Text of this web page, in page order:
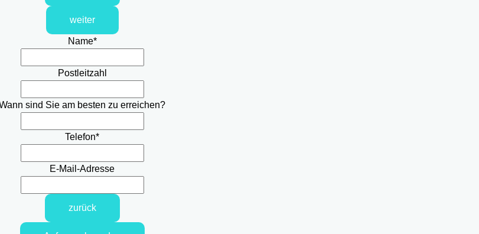
weiter
Name*
Postleitzahl
sind Sie am besten zu erreichen?
Telefon*
E-Mail-Adresse
zurück